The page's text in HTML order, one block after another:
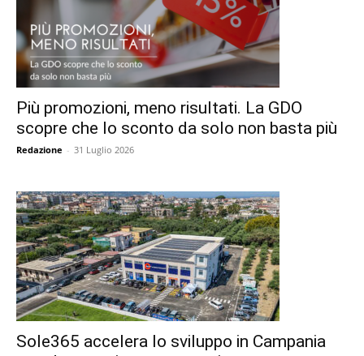
Più promozioni, meno risultati. La GDO
scopre che lo sconto da solo non basta più
Redazione - 31 Luglio 2026
Sole365 accelera lo sviluppo in Campania